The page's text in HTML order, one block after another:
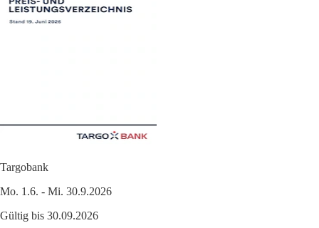
Targobank
Mo. 1.6. - Mi. 30.9.2026
Gültig bis 30.09.2026